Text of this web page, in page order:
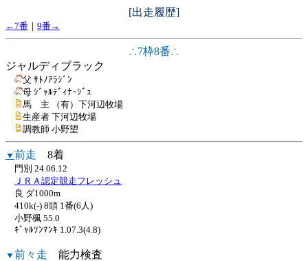
[出走履歴]
←7番 ｜ 9番→
∴7枠8番∴
ジャルディブラック
父 ｻﾄﾉｱﾗｼﾞﾝ
母 ｼﾞｬﾙﾃﾞｨﾅｰｼﾞｭ
馬 主 （有）下河辺牧場
生産者 下河辺牧場
調教師 小野望
▼ 前走 8着
門別 24.06.12
ＪＲＡ認定競走フレッシュ
良 ダ1000m
410k(-) 8頭 1番(6人)
小野楓 55.0
ｷﾞｬﾙｿﾝﾏﾝｷ 1.07.3(4.8)
▼ 前々走 能力検査